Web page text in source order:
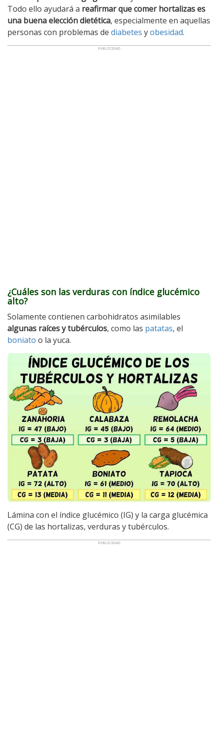
Todo ello ayudará a reafirmar que comer hortalizas es
una buena elección dietética, especialmente en aquellas
personas con problemas de diabetes yobesidad.
¿Cuáles son las verduras con índice glucémico
alto?
Solamente contienen carbohidratos asimilables
algunas raíces y tubérculos, como las patatas, el
boniato o la yuca.
Lámina con el índice glucémico (IG) y la carga glucémica
(CG) de las hortalizas, verduras y tubérculos.